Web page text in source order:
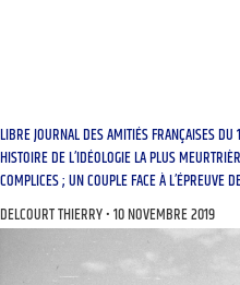
LIBRE JOURNAL DES AMITIÉS FRANÇAISES
HISTOIRE DE L’IDÉOLOGIE LA PLUS
COMPLICES ; UN COUPLE FACE À L’ÉPREUVE
DELCOURT THIERRY 10 NOVEMBRE 2019